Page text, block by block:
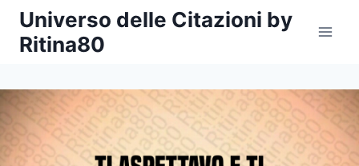
Salta
contenuto
Universo delle Citazioni by
Ritina80